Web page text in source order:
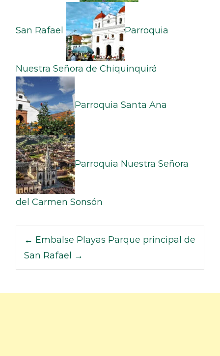
San Rafael Parroquia
Nuestra Señora de Chiquinquirá
Parroquia Santa Ana
Parroquia Nuestra Señora
del Carmen Sonsón
← Embalse Playas Parque principal de
San Rafael →